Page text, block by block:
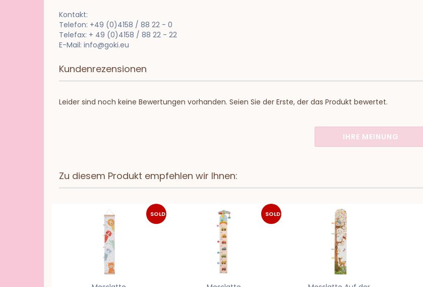
Kontakt:
Telefon: +49 (0)4158 / 88 22 - 0
Telefax: + 49 (0)4158 / 88 22 - 22
E-Mail: info@goki.eu
Kundenrezensionen
Leider sind noch keine Bewertungen vorhanden. Seien Sie der Erste, der das Produkt bewertet.
IHRE MEINUNG
Zu diesem Produkt empfehlen wir Ihnen:
SOLD SOLD